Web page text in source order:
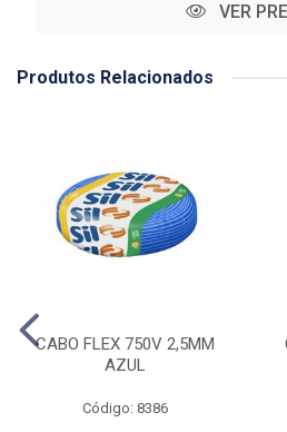
VER
Produtos Relacionados
CABO FLEX 750V 2,5MM
AZUL
Código: 8386